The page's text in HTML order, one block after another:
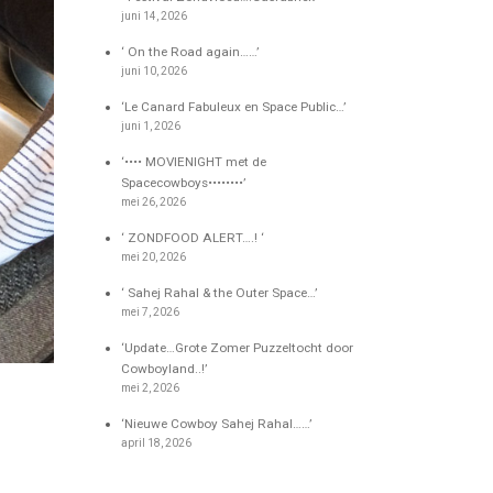
juni 14, 2026
‘ On the Road again……’
juni 10, 2026
‘Le Canard Fabuleux en Space Public…’
juni 1, 2026
‘•••• MOVIENIGHT met de
Spacecowboys••••••••’
mei 26, 2026
‘ ZONDFOOD ALERT….! ‘
mei 20, 2026
‘ Sahej Rahal & the Outer Space…’
mei 7, 2026
‘Update…Grote Zomer Puzzeltocht door
Cowboyland..!’
mei 2, 2026
‘Nieuwe Cowboy Sahej Rahal……’
april 18, 2026